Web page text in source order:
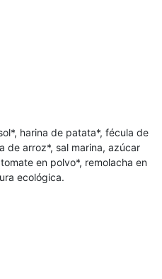
harina de patata*, fécula de
de arroz*, sal marina, azúcar
en polvo*, remolacha en
ecológica.